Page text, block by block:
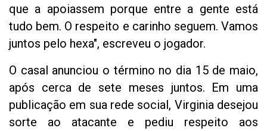
que a apoiassem porque entre a gente está
tudo bem. O respeito e carinho seguem. Vamos
juntos pelo hexa", escreveu o jogador.
O casal anunciou o término no dia 15 de maio,
após cerca de sete meses juntos. Em uma
publicação em sua rede social, Virginia desejou
sorte ao atacante e pediu respeito aos